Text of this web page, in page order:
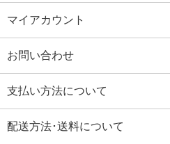
マイアカウント
お問い合わせ
支払い方法について
配送方法･送料について